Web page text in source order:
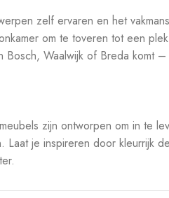
zelf ervaren en het
om te toveren tot een
Waalwijk of Breda komt –
zijn ontworpen om in te
je inspireren door kleurrijk